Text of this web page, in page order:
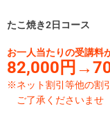
たこ焼き2日コース
お一人当たりの受講料
82,000円
※ネット割引等他の割
ご了承くださいませ